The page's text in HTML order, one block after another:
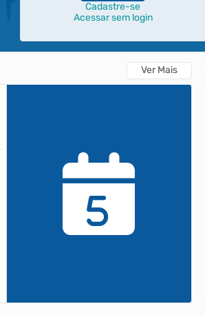
Cadastre-se
Acessar sem login
Ver Mais
5